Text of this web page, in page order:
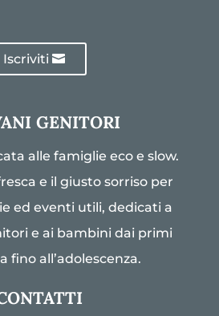
Iscriviti
GENITORI
alle famiglie eco e slow.
e il giusto sorriso per
ed eventi utili, dedicati a
e ai bambini dai primi
fino all’adolescenza.